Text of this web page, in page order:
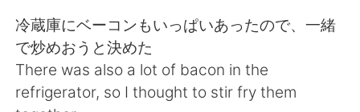
繁體中文 Español
العربية Français
冷蔵庫にベーコンもいっぱいあったので、一緒
で炒めおうと決めた
There was also a lot of bacon in the
refrigerator, so I thought to stir fry them